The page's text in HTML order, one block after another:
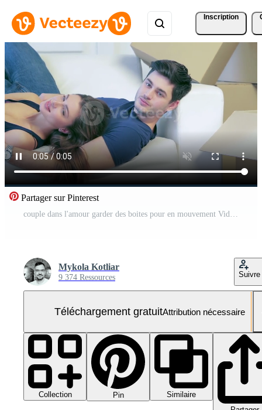
Inscription
Partager sur Pinterest
couple dans l'amour garder des boites pour en mouvement Vidéo Gratuite
Mykola Kotliar
9 374 Ressources Suivre
Téléchargement gratuitAttribution nécessaire
Collection Pin
Similaire